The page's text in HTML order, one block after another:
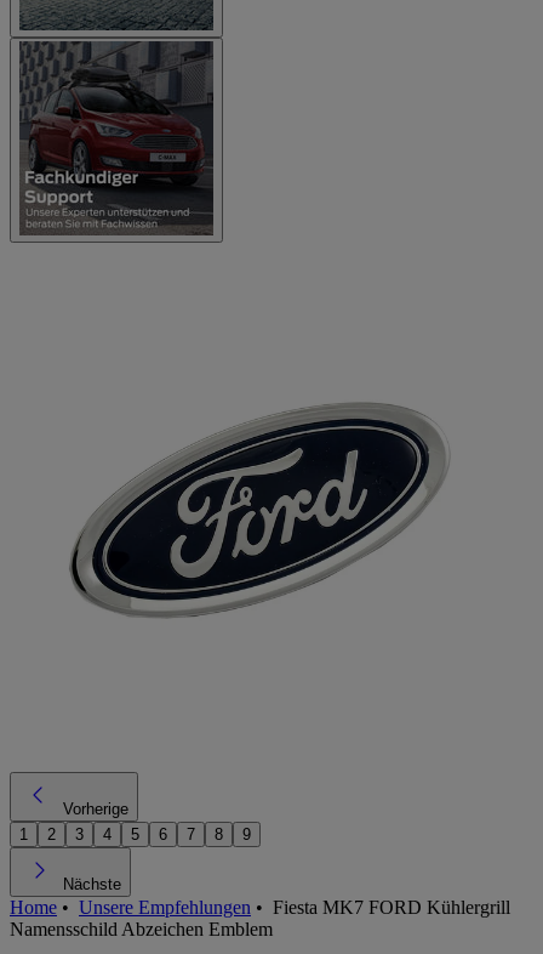
Vorherige
1
2 3 4 5 6 7 8 9
Nächste
Home • Unsere Empfehlungen • Fiesta MK7 FORD Kühlergrill
Namensschild Abzeichen Emblem